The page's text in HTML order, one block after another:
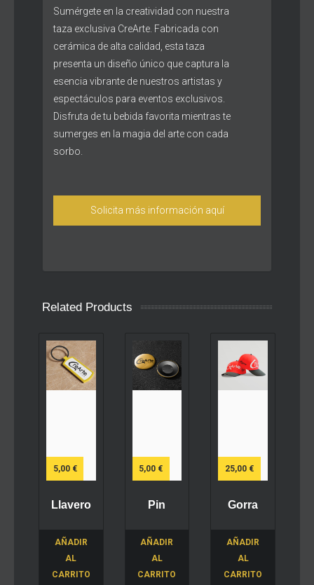
Sumérgete en la creatividad con nuestra
taza exclusiva CreArte. Fabricada con
cerámica de alta calidad, esta taza
presenta un diseño único que captura la
esencia vibrante de nuestros artistas y
espectáculos para eventos exclusivos.
Disfruta de tu bebida favorita mientras te
sumerges en la magia del arte con cada
sorbo.
Solicita más información aquí
Related Products
5,00 €
Llavero
AÑADIR
AL
CARRITO
5,00 €
Pin
AÑADIR
AL
CARRITO
25,00 €
Gorra
AÑADIR
AL
CARRITO